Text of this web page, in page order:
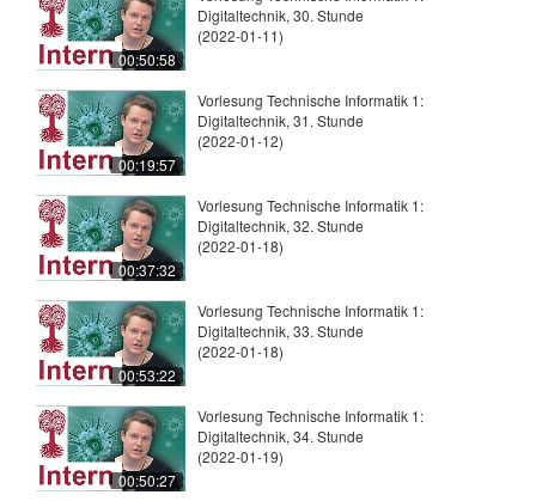
00:50:58
Digitaltechnik, 30. Stunde
(2022-01-11)
00:19:57
Vorlesung Technische Informatik 1:
Digitaltechnik, 31. Stunde
(2022-01-12)
00:37:32
Vorlesung Technische Informatik 1:
Digitaltechnik, 32. Stunde
(2022-01-18)
00:53:22
Vorlesung Technische Informatik 1:
Digitaltechnik, 33. Stunde
(2022-01-18)
00:50:27
Vorlesung Technische Informatik 1:
Digitaltechnik, 34. Stunde
(2022-01-19)